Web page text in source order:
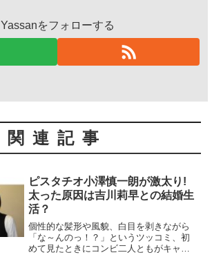
Yassanをフォローする
関連記事
ピスタチオ小澤慎一朗が激太り!
太った原因は吉川莉早との結婚生
活？
個性的な髪形や風貌、白目を剥きながら
「な～んのっ！？」というツッコミ、初
めて見たときにコンビ二人ともがキャラ